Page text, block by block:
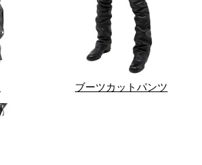
ブーツカットパンツ